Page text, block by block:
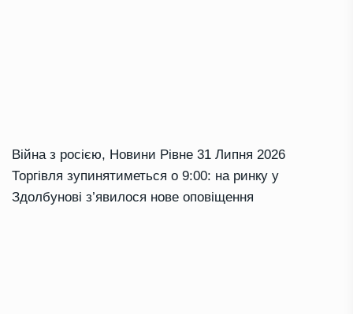
Війна з росією, Новини Рівне 31 Липня 2026
Торгівля зупинятиметься о 9:00: на ринку у
Здолбунові з’явилося нове оповіщення